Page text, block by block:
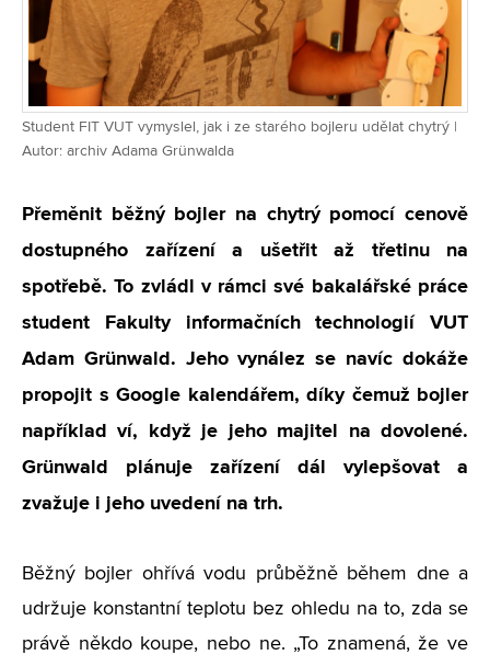
Student FIT VUT vymyslel, jak i ze starého bojleru udělat chytrý |
Autor: archiv Adama Grünwalda
Přeměnit běžný bojler na chytrý pomocí cenově
dostupného zařízení a ušetřit až třetinu na
spotřebě. To zvládl v rámci své bakalářské práce
student Fakulty informačních technologií VUT
Adam Grünwald. Jeho vynález se navíc dokáže
propojit s Google kalendářem, díky čemuž bojler
například ví, když je jeho majitel na dovolené.
Grünwald plánuje zařízení dál vylepšovat a
zvažuje i jeho uvedení na trh.
Běžný bojler ohřívá vodu průběžně během dne a
udržuje konstantní teplotu bez ohledu na to, zda se
právě někdo koupe, nebo ne. „To znamená, že ve